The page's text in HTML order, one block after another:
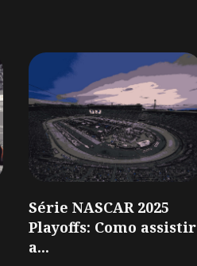
Série NASCAR 2025
Playoffs: Como assistir
a...